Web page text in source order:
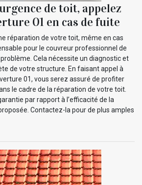
de toit, appelez
01 en cas de fuite
réparation de votre toit, même en cas
pour le couvreur professionnel de
Cela nécessite un diagnostic et
de votre structure. En faisant appel à
01, vous serez assuré de profiter
le cadre de la réparation de votre toit.
par rapport à l’efficacité de la
Contactez-la pour de plus amples